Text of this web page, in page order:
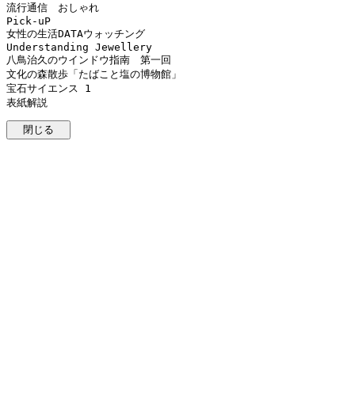
流行通信 おしゃれ
Pick-uP
女性の生活DATAウォッチング
Understanding Jewellery
八鳥治久のウインドウ指南 第一回
文化の森散歩「たばこと塩の博物館」
宝石サイエンス 1
表紙解説